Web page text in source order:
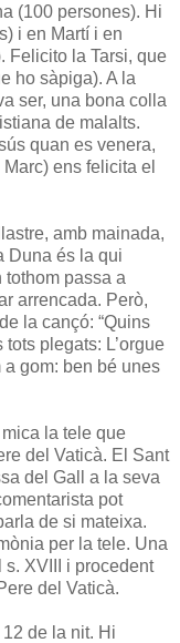
(100 persones). Hi
i en Martí i en
Felicito la Tarsi, que
ho sàpiga). A la
ser, una bona colla
de malalts.
quan es venera,
Marc) ens felicita el
amb mainada,
Duna és la qui
passa a
arrencada. Però,
la cançó: “Quins
plegats: L’orgue
a gom: ben bé unes
la tele que
del Vaticà. El Sant
del Gall a la seva
pot
de si mateixa.
per la tele. Una
s. XVIII i procedent
del Vaticà.
de la nit. Hi